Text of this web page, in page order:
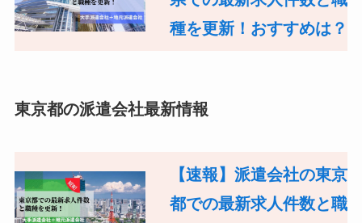
種を更新！おすすめは？
東京都の派遣会社最新情報
【速報】派遣会社の東京
都での最新求人件数と職